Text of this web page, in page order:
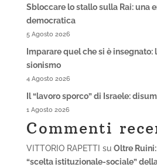
Sbloccare lo stallo sulla Rai: una
democratica
5 Agosto 2026
Imparare quel che si è
sionismo
4 Agosto 2026
Il “lavoro sporco” di Israele:
1 Agosto 2026
Commenti
VITTORIO RAPETTI su Oltre
“scelta istituzionale-sociale”